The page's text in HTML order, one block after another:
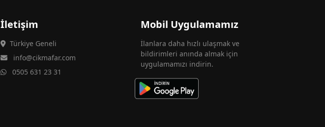
İletişim
Türkiye Geneli
info@cikmafar.com
0505 631 23 31
Mobil Uygulamamız
İlanlara daha hızlı ulaşmak ve
bildirimleri anında almak için
uygulamamızı indirin.